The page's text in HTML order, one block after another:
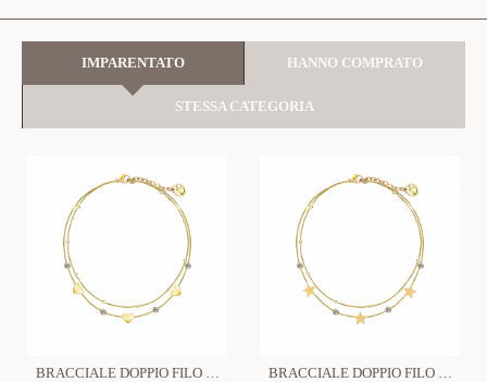
IMPARENTATO HANNO COMPRATO
STESSA CATEGORIA
BRACCIALE DOPPIO FILO CON CUORE - JN223968C22 BRACCIALE DOPPIO FILO CON STELLA - JN223968C23